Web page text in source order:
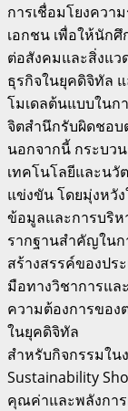
การเชื่อมโยงควา
เอกชน เพื่อให้นัก
ต่อสังคมและสิ่งแว
ธุรกิจในยุคดิจิทัล
โมเดลต้นแบบในก
จิตสำนึกรับผิดชอ
นอกจากนี้ กระบว
เทคโนโลยีและนวั
แข่งขัน โดยมุ่งหวั
ข้อมูลและการบริห
รากฐานสำคัญในก
สร้างสรรค์ของปร
มือทางวิชาการแ
ความต้องการของ
ในยุคดิจิทัล
สำหรับกิจกรรมใน
Sustainability
คุณค่าและพลังกา